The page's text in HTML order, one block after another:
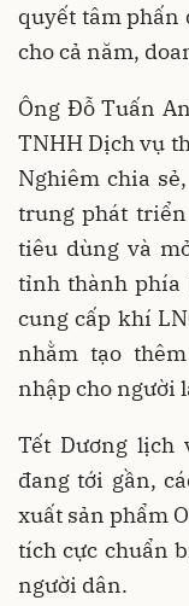
quyết tâm phấn
cho cả năm,
Ông Đỗ Tuấn
TNHH Dịch vụ
Nghiêm chia
trung phát
tiêu dùng và
tỉnh thành phía
cung cấp khí
nhằm tạo
nhập cho người
Tết Dương lịch
đang tới gần,
xuất sản phẩm
tích cực chuẩn
người dân.